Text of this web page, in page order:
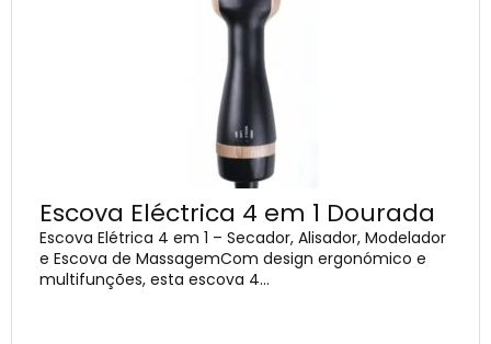
Escova Eléctrica 4 em 1 Dourada
Escova Elétrica 4 em 1 – Secador, Alisador, Modelador
e Escova de MassagemCom design ergonómico e
multifunções, esta escova 4...